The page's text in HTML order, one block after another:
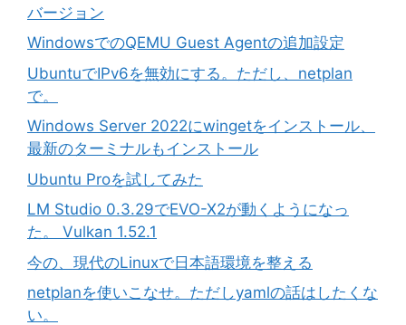
バージョン
WindowsでのQEMU Guest Agentの追加設定
UbuntuでIPv6を無効にする。ただし、netplan
で。
Windows Server 2022にwingetをインストール、
最新のターミナルもインストール
Ubuntu Proを試してみた
LM Studio 0.3.29でEVO-X2が動くようになっ
た。 Vulkan 1.52.1
今の、現代のLinuxで日本語環境を整える
netplanを使いこなせ。ただしyamlの話はしたくな
い。